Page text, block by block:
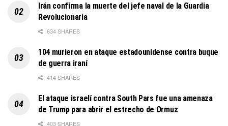
Irán confirma la muerte del jefe naval de la Guardia
Revolucionaria
634 SHARES
104 murieron en ataque estadounidense contra buque
de guerra iraní
414 SHARES
El ataque israelí contra South Pars fue una amenaza
de Trump para abrir el estrecho de Ormuz
403 SHARES